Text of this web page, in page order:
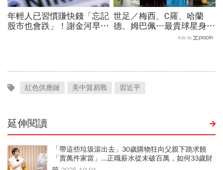
年輕人已習慣賺快錢「忘記
股市也會跌」！謝金河早一
世足／梅西、C羅、哈蘭
德、姆巴佩…最貴球星身價
73億！選手排行出爐，法
Ads by
紅色供應鏈 美中貿易戰 習近平
延伸閱讀
「帶這些垃圾滾出去」30歲購物狂向父親下跪求饒
「賣萬件家當」...正職薪水從未破百萬，如何33歲財
務自由？